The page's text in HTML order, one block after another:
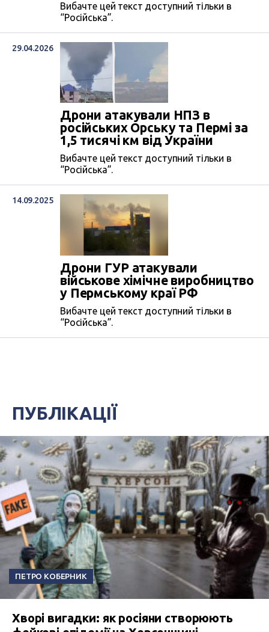
Вибачте цей текст доступний тільки в
“Російська”.
29.04.2026
Дрони атакували НПЗ в
російських Орську та Пермі за
1,5 тисячі км від України
Вибачте цей текст доступний тільки в
“Російська”.
14.09.2025
Дрони ГУР атакували
військове хімічне виробництво
у Пермському краї РФ
Вибачте цей текст доступний тільки в
“Російська”.
ПУБЛІКАЦІЇ
ПЕТРО КОБЕРНИК
Хворі вигадки: як росіяни створюють